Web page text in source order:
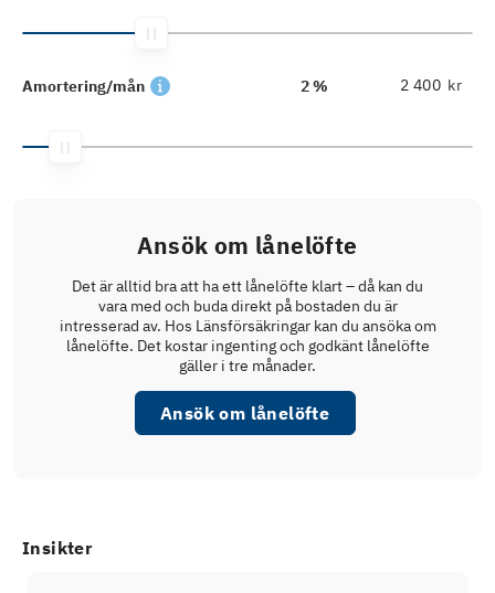
Amortering/mån 2 % kr
Ansök om lånelöfte
Det är alltid bra att ha ett lånelöfte klart – då kan du
vara med och buda direkt på bostaden du är
intresserad av. Hos Länsförsäkringar kan du ansöka om
lånelöfte. Det kostar ingenting och godkänt lånelöfte
gäller i tre månader.
Ansök om lånelöfte
Insikter